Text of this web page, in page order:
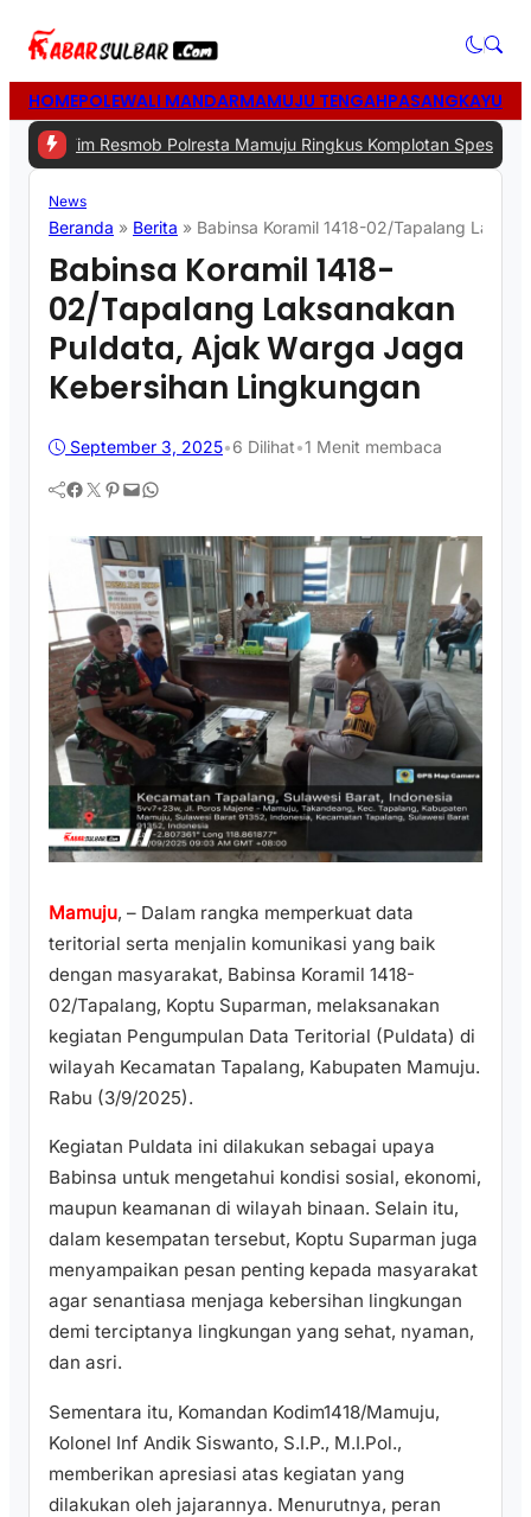
HOMEPOLEWALI MANDARMAMUJU TENGAHPASANGKAYU
Resmob Polresta Mamuju Ringkus Komplotan Spesialis Pencurian
News
Beranda » Berita » Babinsa Koramil 1418-02/Tapalang
Babinsa Koramil 1418-
02/Tapalang Laksanakan
Puldata, Ajak Warga Jaga
Kebersihan Lingkungan
September 3, 2025•6 Dilihat•1 Menit membaca
Facebook Twitter Pinterest Mail WhatsApp
Mamuju, – Dalam rangka memperkuat data
teritorial serta menjalin komunikasi yang baik
dengan masyarakat, Babinsa Koramil 1418-
02/Tapalang, Koptu Suparman, melaksanakan
kegiatan Pengumpulan Data Teritorial (Puldata) di
wilayah Kecamatan Tapalang, Kabupaten Mamuju.
Rabu (3/9/2025).
Kegiatan Puldata ini dilakukan sebagai upaya
Babinsa untuk mengetahui kondisi sosial, ekonomi,
maupun keamanan di wilayah binaan. Selain itu,
dalam kesempatan tersebut, Koptu Suparman juga
menyampaikan pesan penting kepada masyarakat
agar senantiasa menjaga kebersihan lingkungan
demi terciptanya lingkungan yang sehat, nyaman,
dan asri.
Sementara itu, Komandan Kodim1418/Mamuju,
Kolonel Inf Andik Siswanto, S.I.P., M.I.Pol.,
memberikan apresiasi atas kegiatan yang
dilakukan oleh jajarannya. Menurutnya, peran